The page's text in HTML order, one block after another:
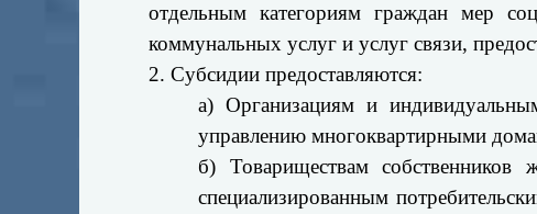
отдельным категориям граждан мер
коммунальных услуг и услуг связи,
2.Субсидии предоставляются:
а) Организациям и
управлению многоквартирными
б) Товариществам
специализированным